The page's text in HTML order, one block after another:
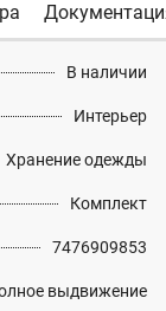
В наличии
Интерьер
Хранение одежды
Комплект
7476909853
выдвижение